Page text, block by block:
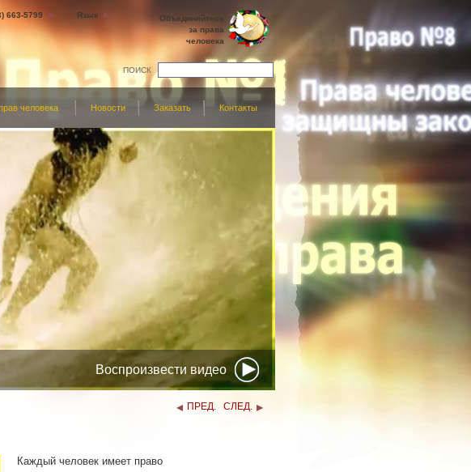
663-5799 Язык
Объединяйтесь
за права
человека
ПОИСК
человека Новости Заказать Контакты
Воспроизвести видео
ПРЕД. СЛЕД.
Каждый человек имеет право